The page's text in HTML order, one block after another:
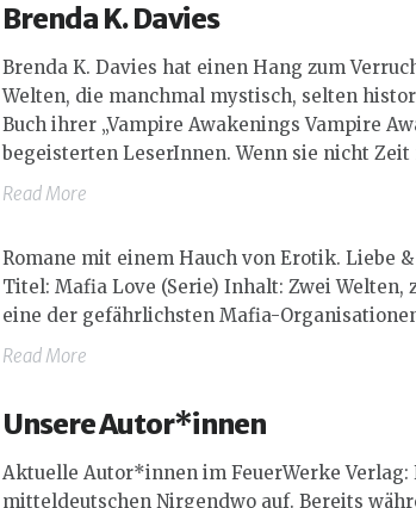
Brenda K. Davies
Brenda K. Davies hat einen Hang zum
Welten, die manchmal mystisch, selten
Buch ihrer „Vampire Awakenings Vampire
begeisterten LeserInnen. Wenn sie nicht
Read More
Romane mit einem Hauch von Erotik. Liebe
Titel: Mafia Love (Serie) Inhalt: Zwei Welten,
eine der gefährlichsten Mafia-
Read More
Unsere Autor*innen
Aktuelle Autor*innen im FeuerWerke Verlag:
mitteldeutschen Nirgendwo auf. Bereits